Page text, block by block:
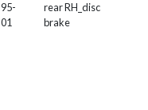
95-
01
rear RH_disc
brake